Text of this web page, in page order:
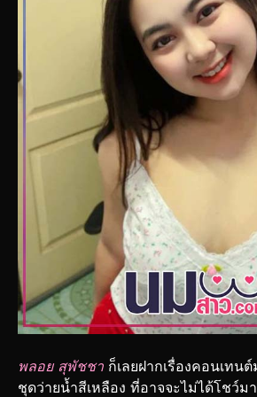
พลอย สุพัชชา ก็เลยฝากเรื่องคอนเทน
ชุดว่ายน้ำสีเหลือง ที่อาจจะไม่ได้โชว์ม